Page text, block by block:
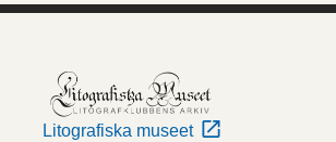
Litografiska museet